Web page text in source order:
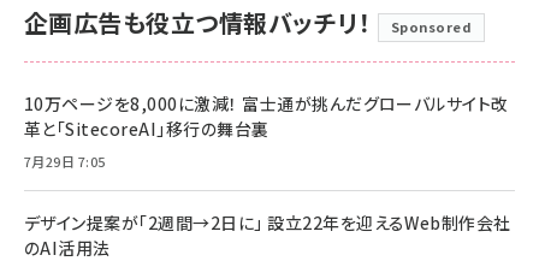
企画広告も役立つ情報バッチリ！ Sponsored
10万ページを8,000に激減！ 富士通が挑んだグローバルサイト改
革と「SitecoreAI」移行の舞台裏
7月29日 7:05
デザイン提案が「2週間→2日に」 設立22年を迎えるWeb制作会社
のAI活用法